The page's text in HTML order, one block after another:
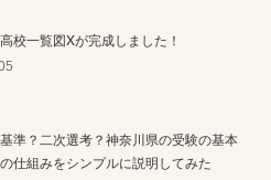
校一覧図Xが完成しました！
基準？二次選考？神奈川県の受験の基本
仕組みをシンプルに説明してみた